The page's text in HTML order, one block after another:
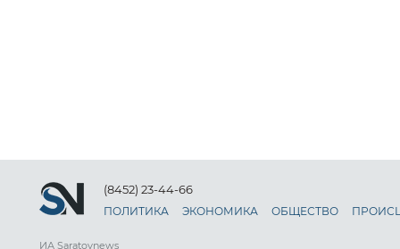
(8452) 23-44-66
ПОЛИТИКА ЭКОНОМИКА ОБЩЕСТВО
ИА Saratovnews